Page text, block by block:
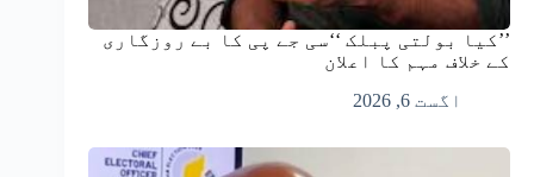
’’کیا بولتی پبلک ‘‘سی جے پی کا بے روزگاری
کے خلاف مہم کا اعلان
اگست 6, 2026